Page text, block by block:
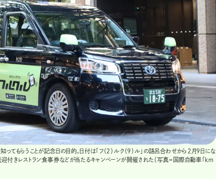
ってもらうことが記念日の目的。日付は「フ（2）ルク（9）ル」の語呂合わせから2月9日にな
付きレストラン食事券などが当たるキャンペーンが開催された（写真=国際自動車「km